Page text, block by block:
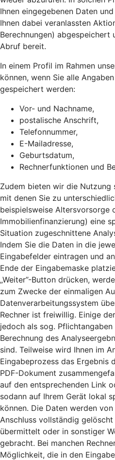
Ihnen eingegebenen Daten
Ihnen dabei veranlassten
Berechnungen) abgespeichert
Abruf bereit.
In einem Profil im Rahmen
können, wenn Sie alle
gespeichert werden:
Vor- und Nachname,
postalische Anschrift,
Telefonnummer,
E-Mailadresse,
Geburtsdatum,
Rechnerfunktionen und
Zudem bieten wir die Nutzung
mit denen Sie zu
beispielsweise Altersvorsorge
Immobilienfinanzierung) eine
Situation zugeschnittene
Indem Sie die Daten in die
Eingabefelder eintragen und
Ende der Eingabemaske
„Weiter”-Button drücken,
zum Zwecke der einmaligen
Datenverarbeitungssystem
Rechner ist freiwillig. Einige
jedoch als sog.
Berechnung des
sind. Teilweise wird Ihnen im
Eingabeprozess das Ergebnis
PDF-Dokument
auf den entsprechenden Link
sodann auf Ihrem Gerät lokal
können. Die Daten werden
Anschluss vollständig
übermittelt oder in sonstiger
gebracht. Bei manchen
Möglichkeit, die in den